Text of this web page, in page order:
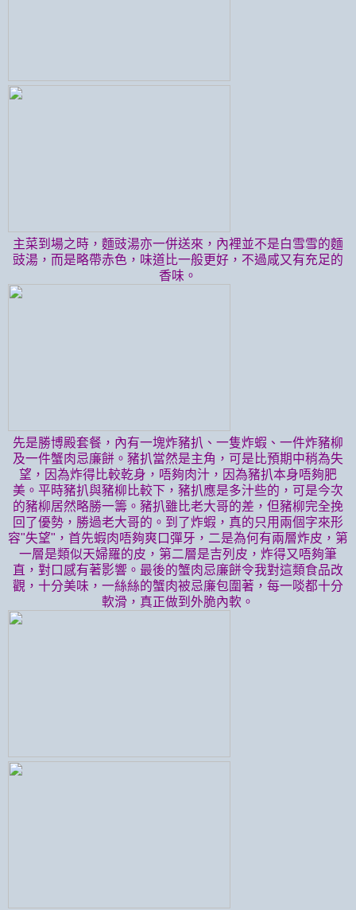
主菜到場之時，麵豉湯亦一併送來，內裡並不是白雪雪的麵
豉湯，而是略帶赤色，味道比一般更好，不過咸又有充足的
香味。
先是勝博殿套餐，內有一塊炸豬扒、一隻炸蝦、一件炸豬柳
及一件蟹肉忌廉餅。豬扒當然是主角，可是比預期中稍為失
望，因為炸得比較乾身，唔夠肉汁，因為豬扒本身唔夠肥
美。平時豬扒與豬柳比較下，豬扒應是多汁些的，可是今次
的豬柳居然略勝一籌。豬扒雖比老大哥的差，但豬柳完全挽
回了優勢，勝過老大哥的。到了炸蝦，真的只用兩個字來形
容"失望"，首先蝦肉唔夠爽口彈牙，二是為何有兩層炸皮，第
一層是類似天婦羅的皮，第二層是吉列皮，炸得又唔夠筆
直，對口感有著影響。最後的蟹肉忌廉餅令我對這類食品改
觀，十分美味，一絲絲的蟹肉被忌廉包圍著，每一啖都十分
軟滑，真正做到外脆內軟。